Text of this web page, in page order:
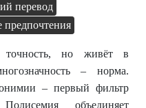
перевод
предпочтения
но живёт в
– норма.
– первый фильтр
объединяет